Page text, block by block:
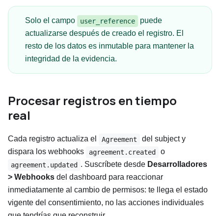
Solo el campo user_reference
puede
actualizarse después de creado el registro. El
resto de los datos es inmutable para mantener la
integridad de la evidencia.
Procesar registros en tiempo
real
Cada registro actualiza el Agreement
del subject y
dispara los webhooks
agreement.created o
agreement.updated . Suscríbete desde Desarrolladores
> Webhooks del dashboard para reaccionar
inmediatamente al cambio de permisos: te llega el estado
vigente del consentimiento, no las acciones individuales